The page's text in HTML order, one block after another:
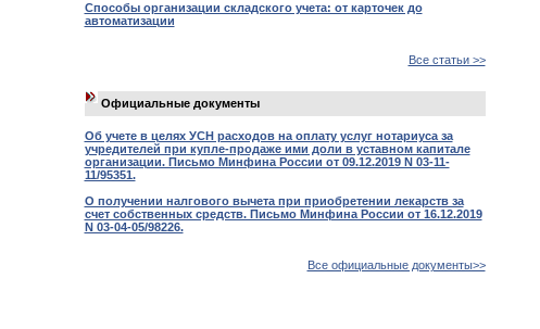
Способы организации складского учета: от карточек до
автоматизации
Все статьи >>
Официальные документы
Об учете в целях УСН расходов на оплату услуг нотариуса за
учредителей при купле-продаже ими доли в уставном капитале
организации. Письмо Минфина России от 09.12.2019 N 03-11-
11/95351.
О получении налгового вычета при приобретении лекарств за
счет собственных средств. Письмо Минфина России от 16.12.2019
N 03-04-05/98226.
Все официальные документы>>